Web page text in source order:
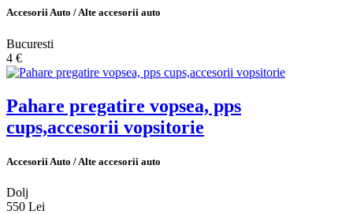
Accesorii Auto / Alte accesorii auto
Bucuresti
4 €
Pahare pregatire vopsea, pps
cups,accesorii vopsitorie
Accesorii Auto / Alte accesorii auto
Dolj
550 Lei